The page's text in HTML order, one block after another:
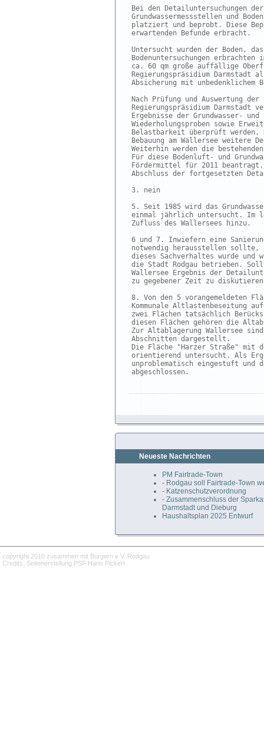
Bei den Detailuntersuchungen
Grundwassermessstellen und
platziert und beprobt. Diese
erwartenden Befunde erbracht.
Untersucht wurden der Boden,
Bodenuntersuchungen
ca. 60 qm große auffällige
Regierungspräsidium Darmstadt
Absicherung mit unbedenklichem
Nach Prüfung und Auswertung
Regierungspräsidium
Ergebnisse der Grundwasser-
Wiederholungsproben sowie
Belastbarkeit überprüft werden.
Bebauung am Wallersee weitere
Weiterhin werden die
Für diese Bodenluft- und
Fördermittel für 2011
Abschluss der fortgesetzten
3. nein
5. Seit 1985 wird das
einmal jährlich untersucht. Im
Zufluss des Wallersees hinzu.
6 und 7. Inwiefern eine
notwendig herausstellen
dieses Sachverhaltes wurde
die Stadt Rodgau betrieben.
Wallersee Ergebnis der
zu gegebener Zeit zu
8. Von den 5 vorangemeldeten
Kommunale Altlastenbeseitung
zwei Flächen tatsächlich
diesen Flächen gehören die
Zur Altablagerung Wallersee
Abschnitten dargestellt.
Die Fläche "Harzer Straße" mit
orientierend untersucht. Als
unproblematisch eingestuft und
abgeschlossen.
Neueste Nachrichten
PM Fairtrade-Town
- Rodgau soll Fairtrade-Town
- Katzenschutzverordnung
- Zusammenschluss der
Darmstadt und Dieburg
Haushaltsplan 2025 Entwurf
copyright 2010 zusammen mit Bürgern e.V. Rodgau
Credits: Seitenerstellung PSF Hans Pickert